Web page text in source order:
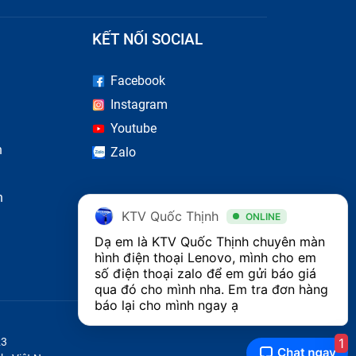
KẾT NỐI SOCIAL
Facebook
Instagram
Youtube
Zalo
KTV Quốc Thịnh ONLINE
Dạ em là KTV Quốc Thịnh chuyên màn
hình điện thoại Lenovo, mình cho em
số điện thoại zalo để em gửi báo giá
qua đó cho mình nha. Em tra đơn hàng
báo lại cho mình ngay ạ
1